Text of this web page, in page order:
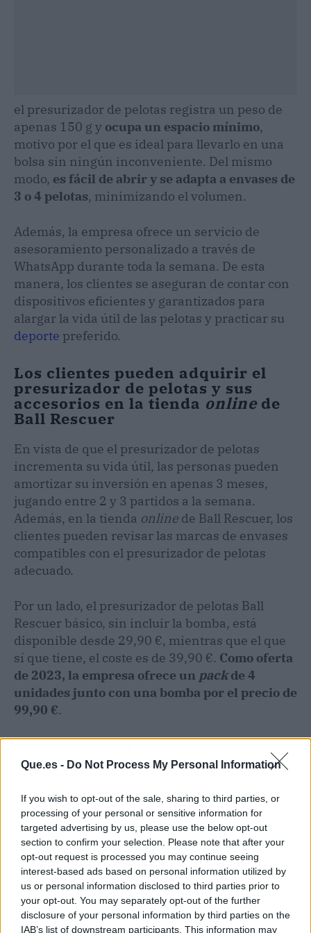
Que.es - Do Not Process My Personal Information
If you wish to opt-out of the sale, sharing to third parties, or
processing of your personal or sensitive information for
targeted advertising by us, please use the below opt-out
section to confirm your selection. Please note that after your
opt-out request is processed you may continue seeing
interest-based ads based on personal information utilized by
us or personal information disclosed to third parties prior to
your opt-out. You may separately opt-out of the further
disclosure of your personal information by third parties on the
IAB’s list of downstream participants. This information may
el presurizador de pelotas registra un peso de
apenas 150 g y ocupa un espacio mínimo,
motivo por el que es ideal para llevarlo en una
bolsa sin ningún inconveniente. Del mismo
modo, es fácil de abrir y se adapta a envases de
3 o 4 pelotas, minimizando el volumen.
Además, la empresa ofrece un servicio de
asesoramiento personalizado a través de
WhatsApp durante toda la semana. De esta
manera, los clientes se aseguran de contar con
dispositivos eficientes y garantizados para
alargar la vida útil de las pelotas y practicar su
deporte preferido.
Los clientes pueden adquirir el
presurizador de pelotas y sus
accesorios en la tienda onlinede
Ball Rescuer
En vista de que el presurizador de pelotas
incrementa su vida útil, las personas pueden
amortizar su inversión en apenas 3 meses,
jugando entre 2 y 3 partidos a la semana.
Además, en la tienda online de Ball Rescuer, los
clientes pueden revisar las marcas de envases
compatibles con el presurizador de pelotas
adecuado.
Por un lado, el presurizador de pelotas Ball
Rescuer básico, sin incluir la bomba, está
disponible desde 29,90 €, mientras que el que
sí que tiene, el coste es de 39,90 €. Como oferta
de 2023, la empresa ofrece un packde 4
unidades junto con una bomba por el precio de
99,90 €.
de pelotas o reemplazar alguno de sus
web de Ball Rescuer y realizar su pedido. Una de
las ventajas en el momento de llevar a cabo la
compra es que los usuarios pueden utilizar
bitcoin para completar la transacción y recibir
su producto.
Artículo anterior
Visitar el portal
En Radikal Cars muchas